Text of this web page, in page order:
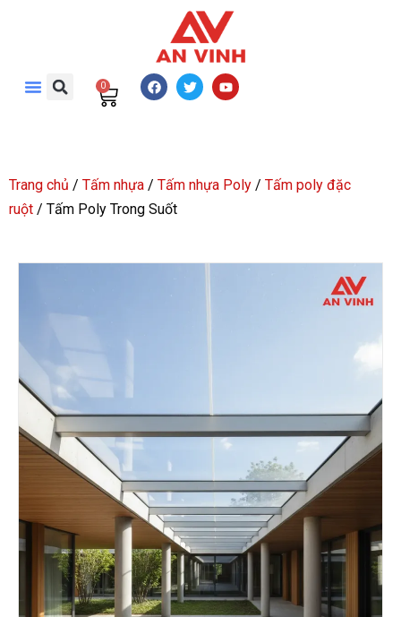
0
Trang chủ / Tấm nhựa / Tấm nhựa Poly / Tấm poly đặc
ruột / Tấm Poly Trong Suốt